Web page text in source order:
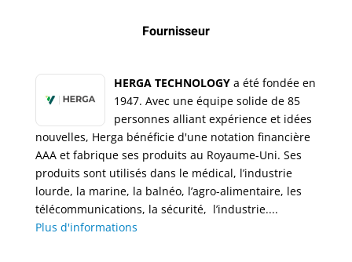
Fournisseur
HERGA TECHNOLOGY a été fondée en
1947. Avec une équipe solide de 85
personnes alliant expérience et idées
nouvelles, Herga bénéficie d'une notation financière
AAA et fabrique ses produits au Royaume-Uni. Ses
produits sont utilisés dans le médical, l’industrie
lourde, la marine, la balnéo, l’agro-alimentaire, les
télécommunications, la sécurité, l’industrie....
Plus d'informations